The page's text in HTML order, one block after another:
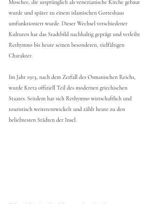
Moschee, die ursprünglich als venezianische Kirche gebaut
wurde und später zu einem islamischen Gotteshaus
umfunktioniert wurde. Dieser Wechsel verschiedener
Kulturen hat das Stadtbild nachhaltig geprägt und verleiht
Rethymno bis heute seinen besonderen, vielfältigen
Charakter.
Im Jahr 1913, nach dem Zerfall des Osmanischen Reichs,
wurde Kreta offiziell Teil des modernen griechischen
Staates. Seitdem hat sich Rethymno wirtschaftlich und
touristisch weiterentwickelt und zählt heute zu den
beliebtesten Städten der Insel.